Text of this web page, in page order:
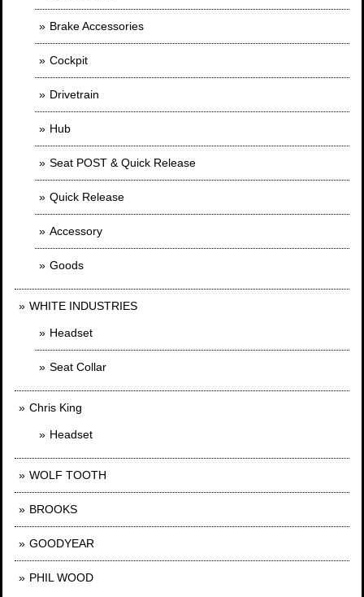
Brake Accessories
Cockpit
Drivetrain
Hub
Seat POST & Quick Release
Quick Release
Accessory
Goods
WHITE INDUSTRIES
Headset
Seat Collar
Chris King
Headset
WOLF TOOTH
BROOKS
GOODYEAR
PHIL WOOD